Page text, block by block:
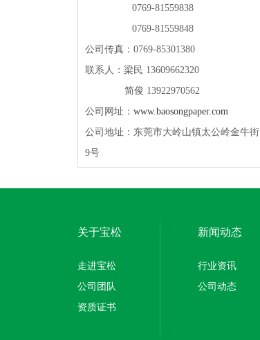
0769-81559838
0769-81559848
公司传真：0769-85301380
联系人：梁民 13609662320
简俊 13922970562
公司网址： www.baosongpaper.com
公司地址：东莞市大岭山镇太公岭金牛街
9号
关于宝松
走进宝松
公司团队
资质证书
新闻动态
行业资讯
公司动态